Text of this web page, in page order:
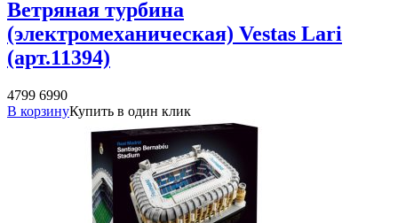
Ветряная турбина
(электромеханическая) Vestas Lari
(арт.11394)
4799 6990
В корзинуКупить в один клик